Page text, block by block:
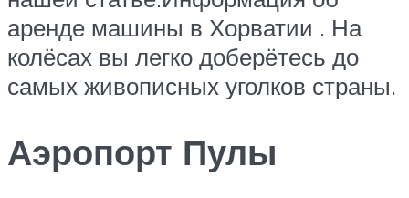
аренде машины в Хорватии . На
колёсах вы легко доберётесь до
самых живописных уголков страны.
Аэропорт Пулы